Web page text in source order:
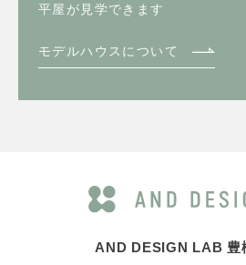
平屋が見学できます
モデルハウスについて
AND DESIGN LAB 豊